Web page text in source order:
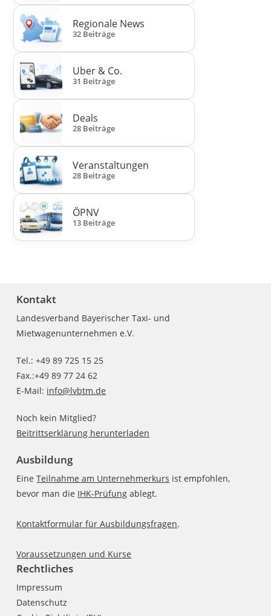
Regionale News
32 Beiträge
Uber & Co.
31 Beiträge
Deals
28 Beiträge
Veranstaltungen
28 Beiträge
ÖPNV
13 Beiträge
Kontakt
Landesverband Bayerischer Taxi- und
Mietwagenunternehmen e.V.
Tel.: +49 89 725 15 25
Fax.:+49 89 77 24 62
E-Mail: info@lvbtm.de
Noch kein Mitglied?
Beitrittserklärung herunterladen
Ausbildung
EineTeilnahme am Unternehmerkurs ist empfohlen,
bevor man die IHK-Prüfung ablegt.
Kontaktformular für Ausbildungsfragen.
Voraussetzungen und Kurse
Rechtliches
Impressum
Datenschutz